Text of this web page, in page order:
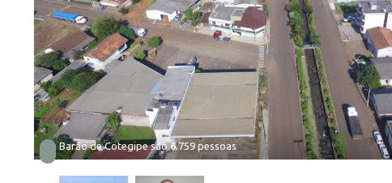
Em Barão de Cotegipe são 6.759 pessoas